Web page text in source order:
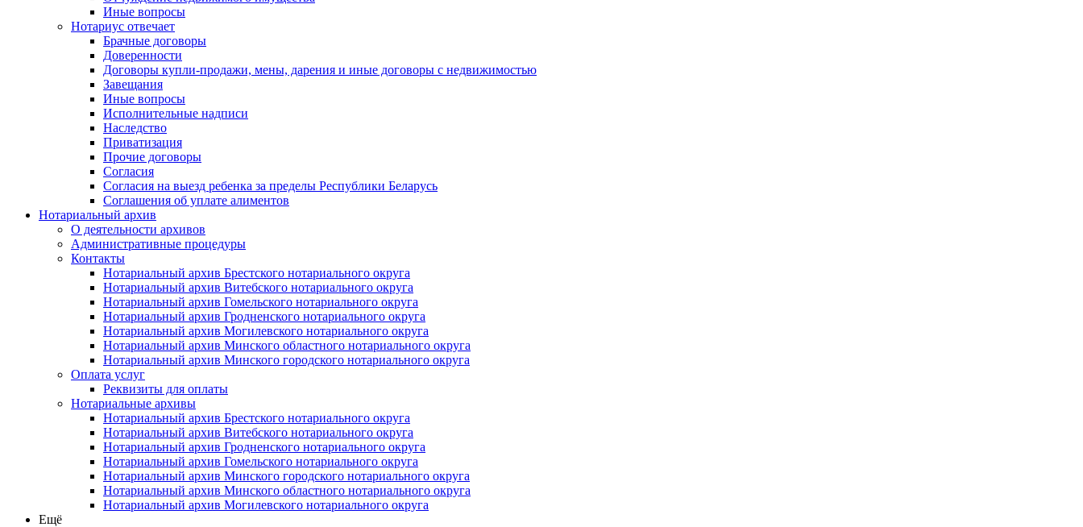
Иные вопросы
Нотариус отвечает
Брачные договоры
Доверенности
Договоры купли-продажи, мены, дарения и иные договоры с недвижимостью
Завещания
Иные вопросы
Исполнительные надписи
Наследство
Приватизация
Прочие договоры
Согласия
Согласия на выезд ребенка за пределы Республики Беларусь
Соглашения об уплате алиментов
Нотариальный архив
О деятельности архивов
Административные процедуры
Контакты
Нотариальный архив Брестского нотариального округа
Нотариальный архив Витебского нотариального округа
Нотариальный архив Гомельского нотариального округа
Нотариальный архив Гродненского нотариального округа
Нотариальный архив Могилевского нотариального округа
Нотариальный архив Минского областного нотариального округа
Нотариальный архив Минского городского нотариального округа
Оплата услуг
Реквизиты для оплаты
Нотариальные архивы
Нотариальный архив Брестского нотариального округа
Нотариальный архив Витебского нотариального округа
Нотариальный архив Гродненского нотариального округа
Нотариальный архив Гомельского нотариального округа
Нотариальный архив Минского городского нотариального округа
Нотариальный архив Минского областного нотариального округа
Нотариальный архив Могилевского нотариального округа
Ещё